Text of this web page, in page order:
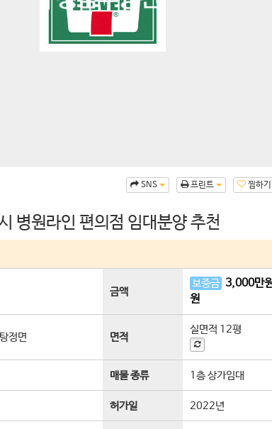
찜하기
프린트
SNS
병원라인 편의점 임대분양 추천
금액
보증금 3,000만
원
정면 면적
실면적 12평
매물 종류 1층 상가임대
허가일 2022년